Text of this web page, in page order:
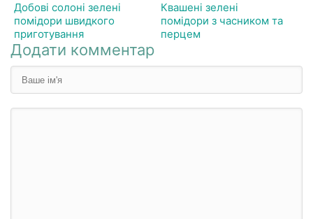
Добові солоні зелені
помідори швидкого
приготування
Квашені зелені
помідори з часником та
перцем
Додати комментар